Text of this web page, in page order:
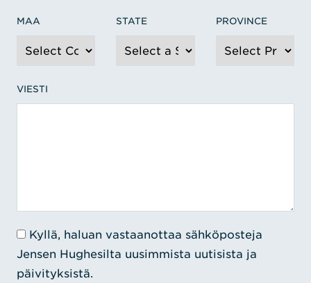
MAA STATE PROVINCE
VIESTI
Kyllä, haluan vastaanottaa sähköposteja
Jensen Hughesilta uusimmista uutisista ja
päivityksistä.